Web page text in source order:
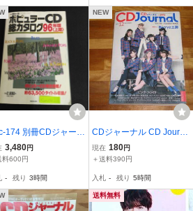
174 別冊CDジャーナ
ピュラーCD総カタ
96年版 上期 1995年
ジョン ロック&ポッ
3,480円
料600円
- 残り 3時間
NEW
CDジャーナル CD Journa
l 巻頭特集 Berrys工房 ベ
リーズ工房 矢島舞美（℃-
現在 180円
＋送料390円
入札 - 残り 5時間
送料無料